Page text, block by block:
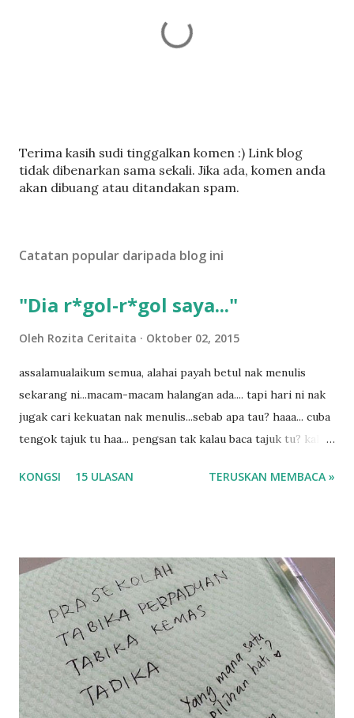
C
a
t
l
a
Terima kasih sudi tinggalkan komen :) Link blog
tidak dibenarkan sama sekali. Jika ada, komen anda
akan dibuang atau ditandakan spam.
Catatan popular daripada blog ini
"Dia r*gol-r*gol saya..."
Oleh Rozita Ceritaita Oktober 02, 2015
assalamualaikum semua, alahai payah betul nak menulis
sekarang ni...macam-macam halangan ada.... tapi hari ni nak
jugak cari kekuatan nak menulis...sebab apa tau? haaa... cuba
tengok tajuk tu haa... pengsan tak kalau baca tajuk tu? kalau
tau? yang sebut tu anak aku....diulangi ANAK AKU ....adoiiii
balik keja aku ajak la shah singgah Giant beli barang
sikit...dalam perjalanan dari dalam kereta tu biasalah kan
kami memang akan pimpin anak-anak jalan sampai masuk
dalam... dan kebiasanya bagi anak 4 macam kami ni bahagi-
bahagi lah siapa nak pimpin siapa... dan biasanya aku akan
dukung adik hadi sambil pimpin kakak husna... yang abg
ngah dengan abg long terserah pada shah la pulak.. tapi
KONGSI 15 ULASAN TERUSKAN MEMBACA »